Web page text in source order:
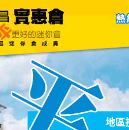
關於我們 聯絡我們
地區